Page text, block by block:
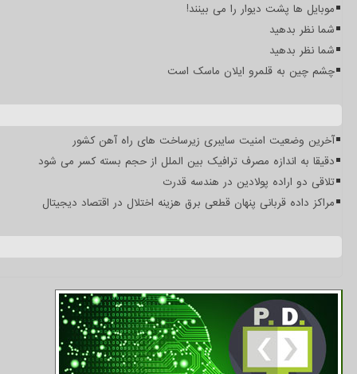
موبایل ها پشت دیوار را می بینند!
شما نظر بدهید
شما نظر بدهید
چشم چین به قلمرو ایلان ماسک است
آخرین وضعیت امنیت سایبری زیرساخت های راه آهن کشور
دقیقا به اندازه مصرف ترافیک بین الملل از حجم بسته کسر می شود
تلاقی دو اراده پولادین در هندسه قدرت
مراکز داده قربانی پنهان قطعی برق هزینه اختلال در اقتصاد دیجیتال